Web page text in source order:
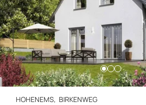
HOHENEMS, BIRKENWEG